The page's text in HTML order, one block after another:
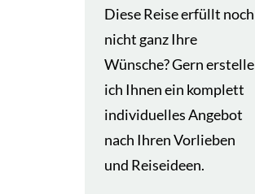
Diese Reise erfüllt noch
nicht ganz Ihre
Wünsche? Gern erstelle
ich Ihnen ein komplett
individuelles Angebot
nach Ihren Vorlieben
und Reiseideen.